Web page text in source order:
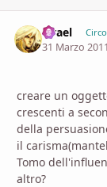
Firael
31 Marzo 2011
creare un
crescenti a
della
il
Tomo
altro?